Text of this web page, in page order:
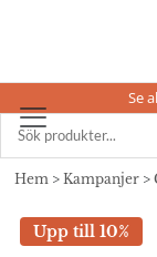
Se
Hem > Kampanjer >
Upp till 10%